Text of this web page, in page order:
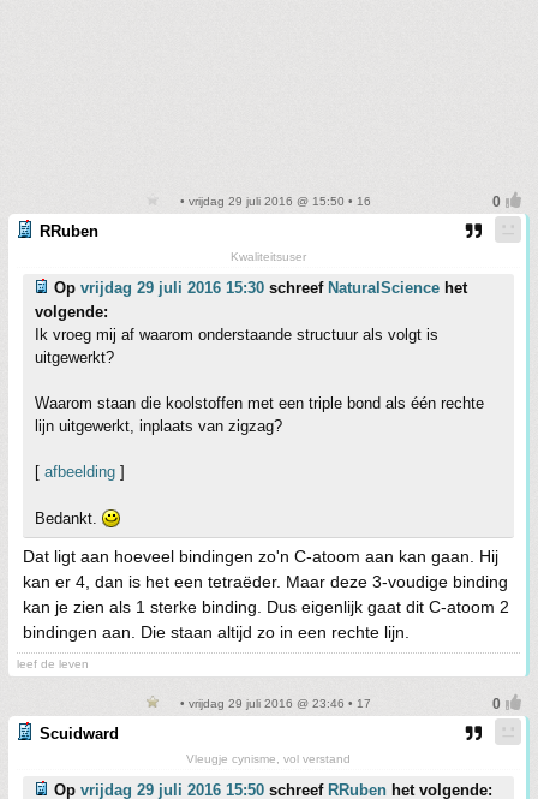
• vrijdag 29 juli 2016 @ 15:50 • 16
RRuben
Kwaliteitsuser
Op vrijdag 29 juli 2016 15:30 schreef NaturalScience het
volgende:
Ik vroeg mij af waarom onderstaande structuur als volgt is
uitgewerkt?
Waarom staan die koolstoffen met een triple bond als één rechte
lijn uitgewerkt, inplaats van zigzag?
[ afbeelding ]
Bedankt.
Dat ligt aan hoeveel bindingen zo'n C-atoom aan kan gaan. Hij
kan er 4, dan is het een tetraëder. Maar deze 3-voudige binding
kan je zien als 1 sterke binding. Dus eigenlijk gaat dit C-atoom 2
bindingen aan. Die staan altijd zo in een rechte lijn.
leef de leven
• vrijdag 29 juli 2016 @ 23:46 • 17
Scuidward
Vleugje cynisme, vol verstand
Op vrijdag 29 juli 2016 15:50 schreef RRuben het volgende: